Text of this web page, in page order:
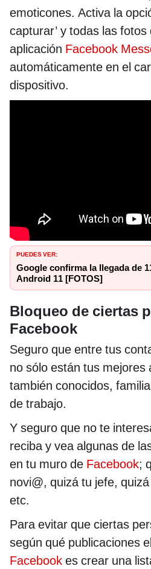
emoticones. Activa la
capturar’ y todas las
aplicación Facebook
automáticamente en el
dispositivo.
PUEDES VER:
Google confirma la llegada de
Android 11 [FOTOS]
Bloqueo de ciertas
Facebook
Seguro que entre tus
no sólo están tus mejores
también conocidos,
de trabajo.
Y seguro que no te
reciba y vea algunas de
en tu muro de Facebook;
novi@, quizá tu jefe,
etc.
Para evitar que ciertas
según qué publicaciones
Facebook es crear una